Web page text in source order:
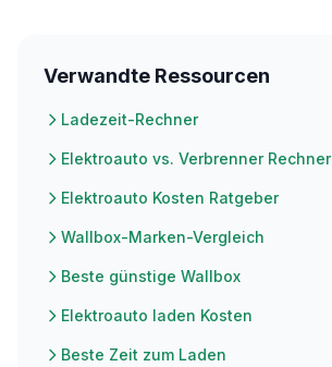
Verwandte Ressourcen
Ladezeit-Rechner
Elektroauto vs. Verbrenner Rechner
Elektroauto Kosten Ratgeber
Wallbox-Marken-Vergleich
Beste günstige Wallbox
Elektroauto laden Kosten
Beste Zeit zum Laden